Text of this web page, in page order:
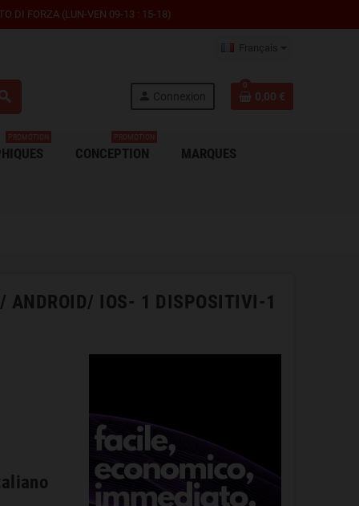
DI FORZA (LUN-VEN 09-13 : 15-18)
person Connexion
0
0,00 €
PROMOTION
CONCEPTION
PROMOTION
MARQUES
ANDROID/ IOS- 1 DISPOSITIVI-1